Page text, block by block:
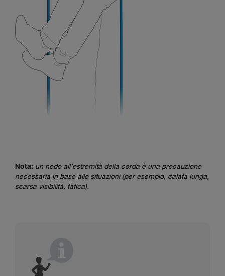
Nota: un nodo all’estremità della corda è una precauzione
necessaria in base alle situazioni (per esempio, calata lunga,
scarsa visibilità, fatica).